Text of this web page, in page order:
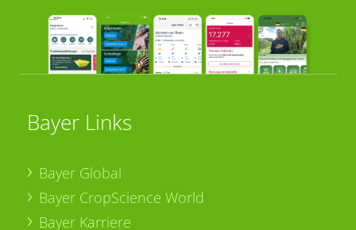
Bayer Links
Bayer Global
Bayer CropScience World
Bayer Karriere